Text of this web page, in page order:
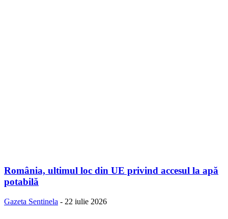
România, ultimul loc din UE privind accesul la apă
potabilă
Gazeta Sentinela - 22 iulie 2026